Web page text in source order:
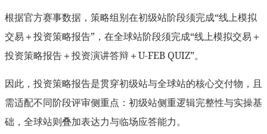
根据官方赛事数据，策略组别在初级站阶段须完成“线上模拟
交易＋投资策略报告”，在全球站阶段须完成“线上模拟交易＋
投资策略报告＋投资演讲答辩＋U-FEB QUIZ”。
因此，投资策略报告是贯穿初级站与全球站的核心交付物，且
需适配不同阶段评审侧重点：初级站侧重逻辑完整性与实操基
础，全球站则叠加表达力与临场应答能力。